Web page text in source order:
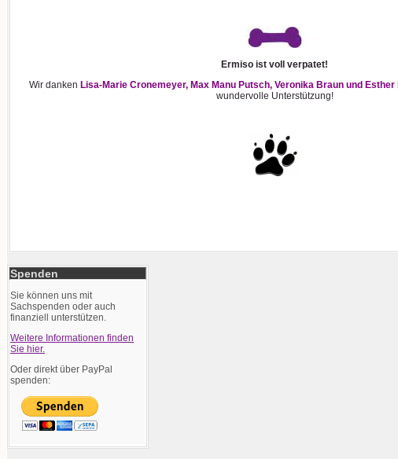
Ermiso ist voll verpatet!
Wir danken Lisa-Marie Cronemeyer, Max Manu Putsch, Veronika Braun und Esther
wundervolle Unterstützung!
Spenden
Sie können uns mit
Sachspenden oder auch
finanziell unterstützen.
Weitere Informationen finden
Sie hier.
Oder direkt über PayPal
spenden: